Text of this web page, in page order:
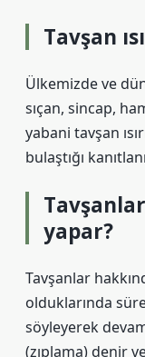
Tavşan
Ülkemizde ve
sıçan, sincap,
yabani tavşan
bulaştığı
yapar?
Tavşanlar
olduklarında
söyleyerek
(zıplama) denir